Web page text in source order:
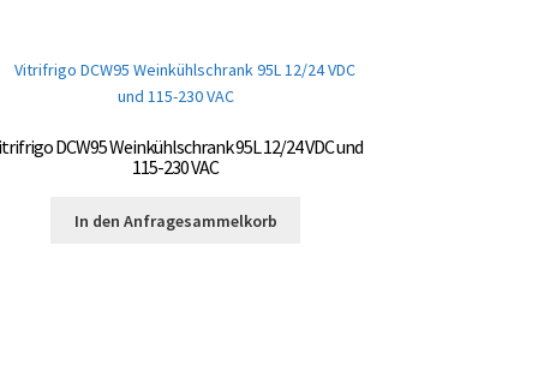
DCW95 Weinkühlschrank 95L 12/24 VDC und
115-230 VAC
In den Anfragesammelkorb